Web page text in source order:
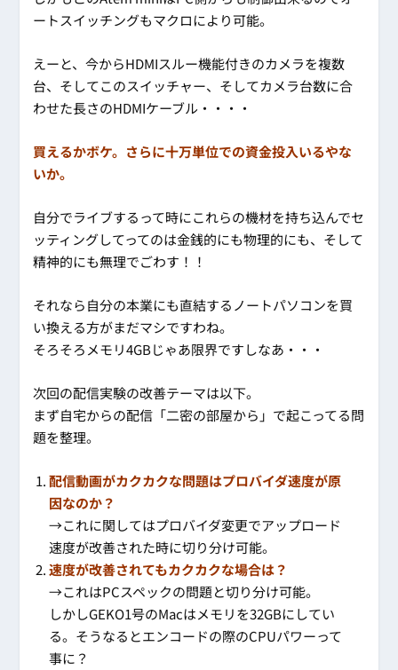
ートスイッチングもマクロにより可能。
えーと、今からHDMIスルー機能付きのカメラを複数
台、そしてこのスイッチャー、そしてカメラ台数に合
わせた長さのHDMIケーブル・・・・
買えるかボケ。さらに十万単位での資金投入いるやな
いか。
自分でライブするって時にこれらの機材を持ち込んでセ
ッティングしてってのは金銭的にも物理的にも、そして
精神的にも無理でごわす！！
それなら自分の本業にも直結するノートパソコンを買
い換える方がまだマシですわね。
そろそろメモリ4GBじゃあ限界ですしなあ・・・
次回の配信実験の改善テーマは以下。
まず自宅からの配信「二密の部屋から」で起こってる問
題を整理。
配信動画がカクカクな問題はプロバイダ速度が原
因なのか？
→これに関してはプロバイダ変更でアップロード
速度が改善された時に切り分け可能。
速度が改善されてもカクカクな場合は？
→これはPCスペックの問題と切り分け可能。
しかしGEKO1号のMacはメモリを32GBにしてい
る。そうなるとエンコードの際のCPUパワーって
事に？